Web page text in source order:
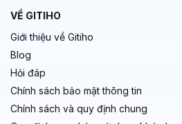
VỀ GITIHO
Giới thiệu về Gitiho
Blog
Hỏi đáp
Chính sách bảo mật thông tin
Chính sách và quy định chung